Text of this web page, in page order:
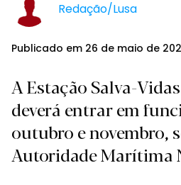
Redação/Lusa
Publicado em 26 de maio de
A Estação Salva-
deverá entrar em
outubro e novembro,
Autoridade Marítima